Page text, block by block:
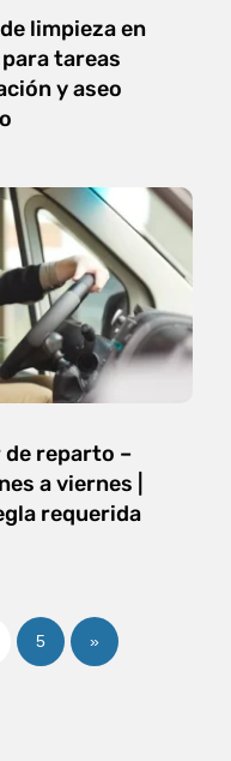
limpieza en
tareas
y aseo
reparto –
a viernes |
requerida
5 »